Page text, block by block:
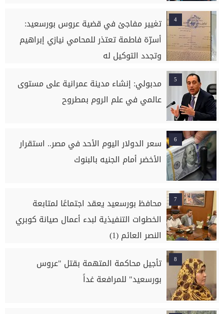
4
تغيير مفاجئ في قضية عروس بورسعيد:
أسرّة فاطمة تعتذر للمحامي نيازي إبراهيم
وتجدد التوكيل له
5
مدبولي: إنشاء مدينة عمرانية على مستوى
عالمي في علم الروم بمطروح
6
سعر الدولار اليوم الأحد في مصر.. استقرار
الأخضر أمام الجنيه بالبنوك
7
محافظ بورسعيد يعقد اجتماعًا لمتابعة
الخطوات التنفيذية لبدء أعمال صيانة كوبري
النصر العائم (1)
8
تأجيل محاكمة المتهمة بقتل "عروس
بورسعيد" للمرافعة غداً